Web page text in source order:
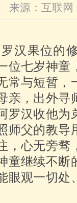
来源：互联
果位的修
位七岁神童
常与短暂，
亲，出外寻
罗汉收他为
师父的教导
，心无旁骛
童继续不断
眼观一切处